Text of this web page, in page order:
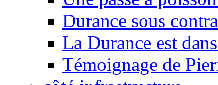
Durance sous
La Durance est
Témoignage de